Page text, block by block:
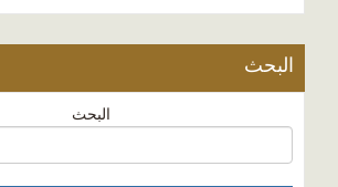
البحث
البحث